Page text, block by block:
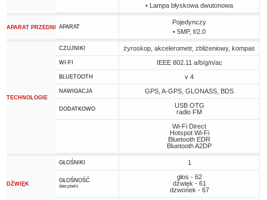
• Lampa błyskowa dwutonowa
APARAT PRZEDNI APARAT
Pojedynczy
• 5MP, f/2.0
TECHNOLOGIE
CZUJNIKI żyroskop, akcelerometr, zbliżeniowy, kompas
WI-FI IEEE 802.11 a/b/g/n/ac
BLUETOOTH v 4
NAWIGACJA GPS, A-GPS, GLONASS, BDS
DODATKOWO
USB OTG
radio FM
Wi-Fi Direct
Hotspot Wi-Fi
Bluetooth EDR
Bluetooth A2DP
DŹWIĘK
GŁOŚNIKI 1
GŁOŚNOŚĆ
(decybeli)
głos - 62
dźwięk - 61
dzwonek - 67